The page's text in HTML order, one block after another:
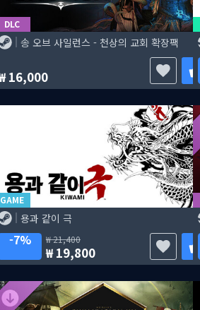
DLC
송 오브 사일런스 - 천상의 교회 확장팩
16,000
GAME
용과 같이 극
7% 21,400
19,800